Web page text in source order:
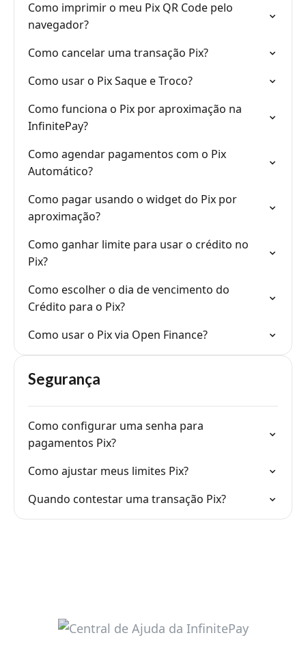
Como imprimir o meu Pix QR Code pelo
navegador?
Como cancelar uma transação Pix?
Como usar o Pix Saque e Troco?
Como funciona o Pix por aproximação na
InfinitePay?
Como agendar pagamentos com o Pix
Automático?
Como pagar usando o widget do Pix por
aproximação?
Como ganhar limite para usar o crédito no
Pix?
Como escolher o dia de vencimento do
Crédito para o Pix?
Como usar o Pix via Open Finance?
Segurança
Como configurar uma senha para
pagamentos Pix?
Como ajustar meus limites Pix?
Quando contestar uma transação Pix?